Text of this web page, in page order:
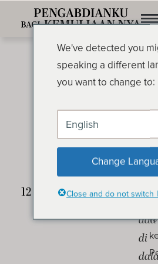
Hidup yang
OLEH OSWALD
ada
di
We've detected you
speaking a different
you want to change to:
English
Change
Close and do not switch